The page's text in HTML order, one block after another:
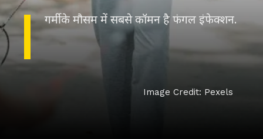
गर्मी के मौसम में सबसे कॉमन है फंगल इंफेक्शन.
Image Credit: Pexels